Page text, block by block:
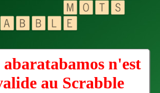
n'est
au Scrabble